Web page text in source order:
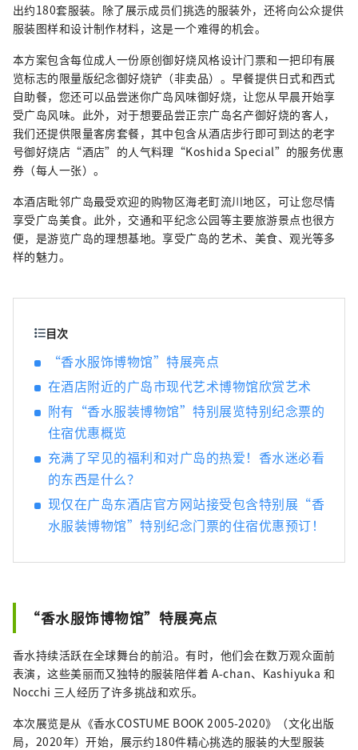
出约180套服装。除了展示成员们挑选的服装外，还将向公众提供
服装图样和设计制作材料，这是一个难得的机会。
本方案包含每位成人一份原创御好烧风格设计门票和一把印有展
览标志的限量版纪念御好烧铲（非卖品）。早餐提供日式和西式
自助餐，您还可以品尝迷你广岛风味御好烧，让您从早晨开始享
受广岛风味。此外，对于想要品尝正宗广岛名产御好烧的客人，
我们还提供限量客房套餐，其中包含从酒店步行即可到达的老字
号御好烧店“酒店”的人气料理“Koshida Special”的服务优惠
券（每人一张）。
本酒店毗邻广岛最受欢迎的购物区海老町流川地区，可让您尽情
享受广岛美食。此外，交通和平纪念公园等主要旅游景点也很方
便，是游览广岛的理想基地。享受广岛的艺术、美食、观光等多
样的魅力。
目次
“香水服饰博物馆”特展亮点
在酒店附近的广岛市现代艺术博物馆欣赏艺术
附有“香水服装博物馆”特别展览特别纪念票的
住宿优惠概览
充满了罕见的福利和对广岛的热爱！香水迷必看
的东西是什么？
现仅在广岛东酒店官方网站接受包含特别展“香
水服装博物馆”特别纪念门票的住宿优惠预订！
“香水服饰博物馆”特展亮点
香水持续活跃在全球舞台的前沿。有时，他们会在数万观众面前
表演，这些美丽而又独特的服装陪伴着 A-chan、Kashiyuka 和
Nocchi 三人经历了许多挑战和欢乐。
本次展览是从《香水COSTUME BOOK 2005-2020》（文化出版
局，2020年）开始，展示约180件精心挑选的服装的大型服装